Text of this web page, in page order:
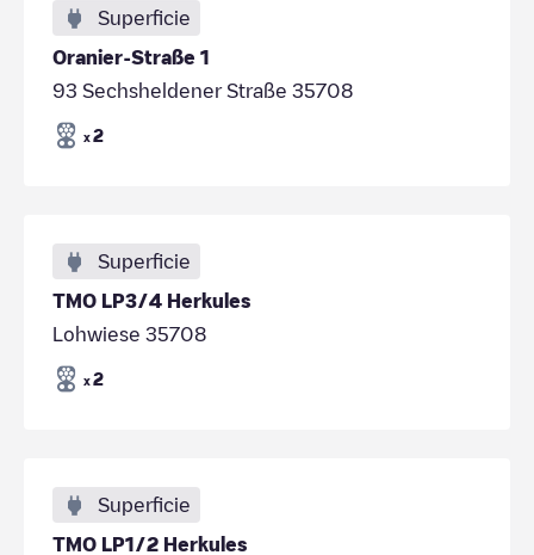
Superficie
Oranier-Straße 1
93 Sechsheldener Straße 35708
x 2
Superficie
TMO LP3/4 Herkules
Lohwiese 35708
x 2
Superficie
TMO LP1/2 Herkules